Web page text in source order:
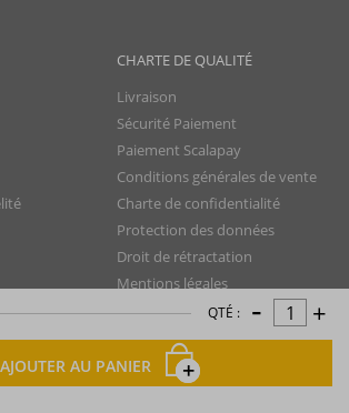
QTÉ : - +
AJOUTER AU PANIER
CHARTE DE QUALITÉ
Livraison
Sécurité Paiement
Paiement Scalapay
Conditions générales de vente
Charte de confidentialité
Protection des données
Droit de rétractation
Mentions légales
Plan du site